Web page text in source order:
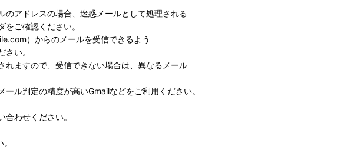
のアドレスの場合、迷惑メールとして処理される
ご確認ください。
）からのメールを受信できるよう
い。
れますので、受信できない場合は、異なるメール
ル判定の精度が高いGmailなどをご利用ください。
わせください。